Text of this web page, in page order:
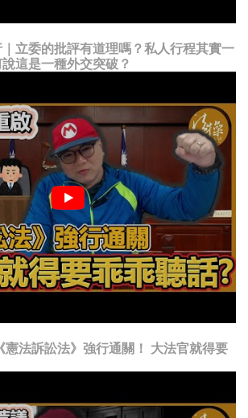
立委的批評有道理嗎？私人行程其實一
這是一種外交突破？
憲法訴訟法》強行通關！ 大法官就得要